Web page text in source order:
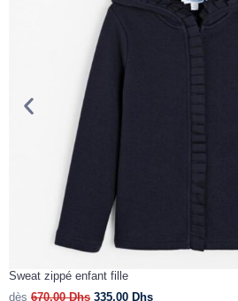
Sweat zippé enfant fille
dès 670,00Dhs 335,00 Dhs